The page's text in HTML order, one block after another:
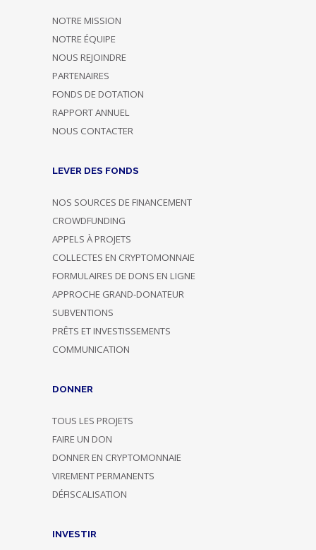
NOTRE MISSION
NOTRE ÉQUIPE
NOUS REJOINDRE
PARTENAIRES
FONDS DE DOTATION
RAPPORT ANNUEL
NOUS CONTACTER
LEVER DES FONDS
NOS SOURCES DE FINANCEMENT
CROWDFUNDING
APPELS À PROJETS
COLLECTES EN CRYPTOMONNAIE
FORMULAIRES DE DONS EN LIGNE
APPROCHE GRAND-DONATEUR
SUBVENTIONS
PRÊTS ET INVESTISSEMENTS
COMMUNICATION
DONNER
TOUS LES PROJETS
FAIRE UN DON
DONNER EN CRYPTOMONNAIE
VIREMENT PERMANENTS
DÉFISCALISATION
INVESTIR